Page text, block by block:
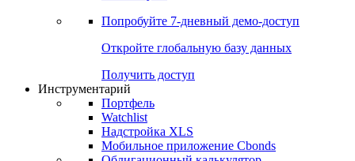
Попробуйте 7-дневный демо-доступ
Откройте глобальную базу данных
Получить доступ
Инструментарий
Портфель
Watchlist
Надстройка XLS
Мобильное приложение Cbonds